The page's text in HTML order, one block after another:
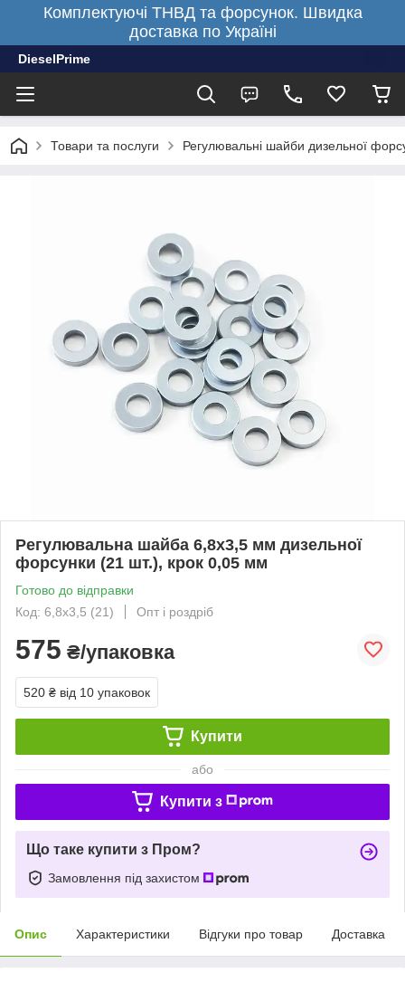
Комплектуючі ТНВД та форсунок. Швидка
доставка по Україні
DieselPrime
Товари та послуги Регулювальні шайби дизельної
Регулювальна шайба 6,8х3,5 мм дизельної
форсунки (21 шт.), крок 0,05 мм
Готово до відправки
Код: 6,8х3,5 (21)
Опт і роздріб
575 ₴/упаковка
520 ₴ від 10 упаковок
Купити
або
Купити з
Що таке купити з Пром?
Замовлення під захистом
Опис Характеристики Відгуки про товар Доставка